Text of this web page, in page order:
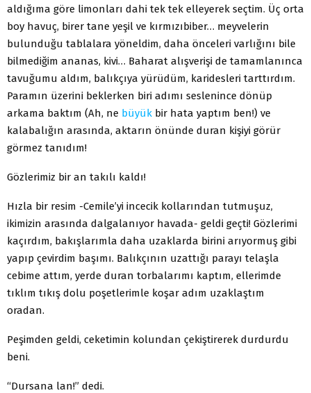
aldığıma göre limonları dahi tek tek elleyerek seçtim. Üç orta
boy havuç, birer tane yeşil ve kırmızıbiber… meyvelerin
bulunduğu tablalara yöneldim, daha önceleri varlığını bile
bilmediğim ananas, kivi… Baharat alışverişi de tamamlanınca
tavuğumu aldım, balıkçıya yürüdüm, karidesleri tarttırdım.
Paramın üzerini beklerken biri adımı seslenince dönüp
arkama baktım (Ah, ne büyük bir hata yaptım ben!) ve
kalabalığın arasında, aktarın önünde duran kişiyi görür
görmez tanıdım!
Gözlerimiz bir an takılı kaldı!
Hızla bir resim -Cemile’yi incecik kollarından tutmuşuz,
ikimizin arasında dalgalanıyor havada- geldi geçti! Gözlerimi
kaçırdım, bakışlarımla daha uzaklarda birini arıyormuş gibi
yapıp çevirdim başımı. Balıkçının uzattığı parayı telaşla
cebime attım, yerde duran torbalarımı kaptım, ellerimde
tıklım tıkış dolu poşetlerimle koşar adım uzaklaştım
oradan.
Peşimden geldi, ceketimin kolundan çekiştirerek durdurdu
beni.
“Dursana lan!” dedi.